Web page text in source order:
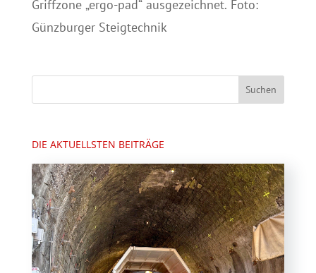
Griffzone „ergo-pad“ ausgezeichnet. Foto:
Günzburger Steigtechnik
DIE AKTUELLSTEN BEITRÄGE